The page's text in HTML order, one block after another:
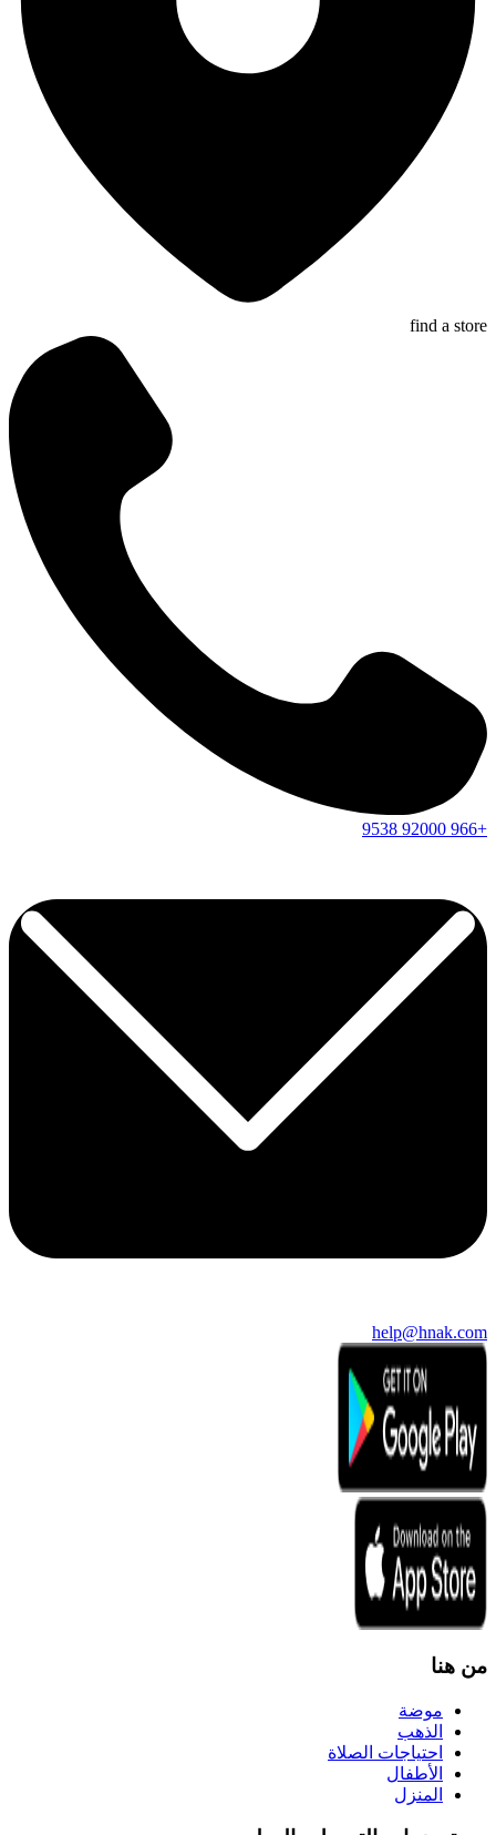
find a store
+966
92000
9538
help@hnak.com
من هنا
موضة
الذهب
احتياجات الصلاة
الأطفال
المنزل